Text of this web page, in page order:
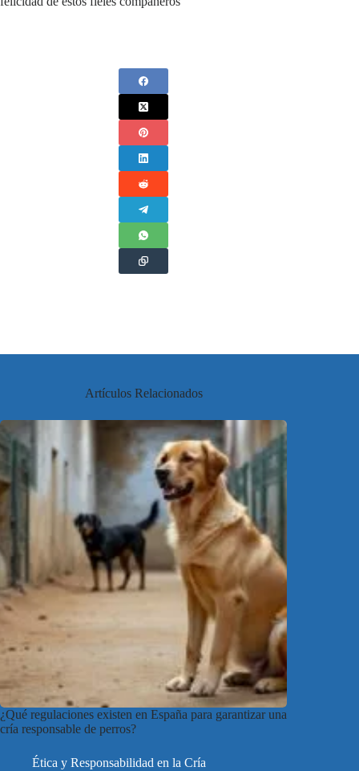
Artículos Relacionados
¿Qué regulaciones existen en España para garantizar una
cría responsable de perros?
Ética y Responsabilidad en la Cría